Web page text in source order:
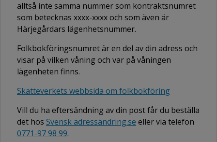
alltså inte samma nummer som kontraktsnumret
som betecknas xxxx-xxxx och som även är
Härjegårdars lägenhetsnummer.
Folkbokföringsnumret är en del av din adress och
visar på vilken våning och var på våningen
lägenheten finns.
Skatteverkets webbsida om folkbokföring
Vill du ha eftersändning av din post får du beställa
det hos Svensk adressändring.se eller via telefon
0771-97 98 99.